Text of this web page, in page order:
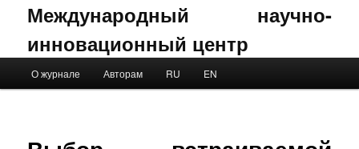
Международный научно-
инновационный центр
Skip to primary content
Skip to secondary content
О журнале Авторам RU EN